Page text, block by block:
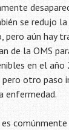
se redujo
pero aún hay
de la OMS
en el año
pero otro paso
enfermedad.